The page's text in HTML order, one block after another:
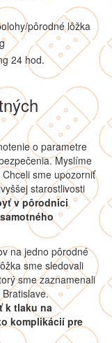
pôrodné lôžka
24 hod.
o parametre
Myslíme
sme upozorniť
starostlivosti
v pôrodnici
na jedno pôrodné
sme sledovali
sme zaznamenali
k tlaku na
komplikácií pre